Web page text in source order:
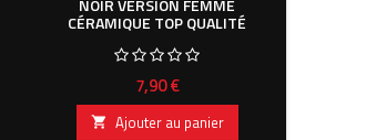
NOIR VERSION FEMME
CÉRAMIQUE TOP QUALITÉ
Prix
7,90 €
 Ajouter au panier